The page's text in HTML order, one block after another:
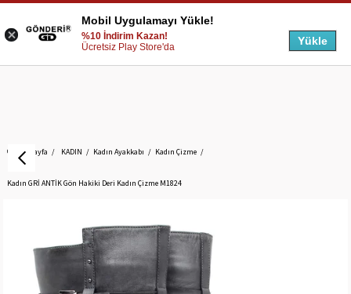
Anasayfa KADIN Kadın Ayakkabı Kadın Çizme
Kadın GRİ ANTİK Gön Hakiki Deri Kadın Çizme M1824
Mobil Uygulamayı Yükle!
%10 İndirim Kazan!
Ücretsiz Play Store'da
Yükle